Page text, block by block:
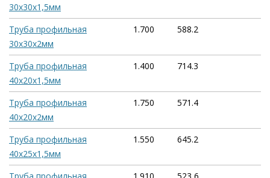
30х30х1,5мм
Труба профильная
30х30х2мм
1.700 588.2
Труба профильная
40х20х1,5мм
1.400 714.3
Труба профильная
40х20х2мм
1.750 571.4
Труба профильная
40х25х1,5мм
1.550 645.2